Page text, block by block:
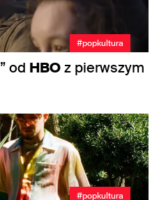
#popkultura
” od HBOz pierwszym
#popkultura